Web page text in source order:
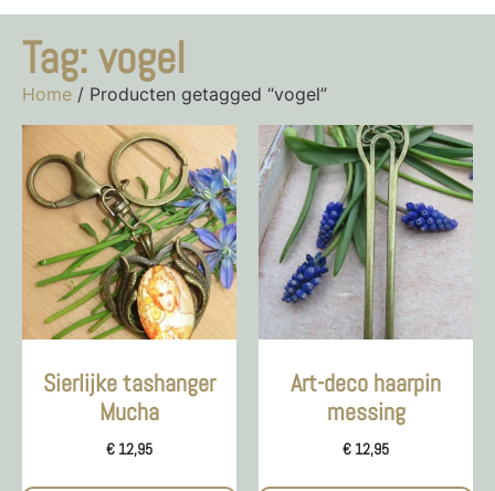
Tag: vogel
Home / Producten getagged “vogel”
Sierlijke tashanger
Mucha
€ 12,95
Art-deco haarpin
messing
€ 12,95